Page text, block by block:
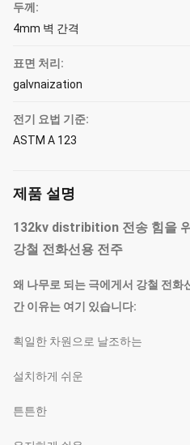
두께:
4mm 벽 간격
표면 처리:
galvnaization
전기 요법 기준:
ASTM A 123
제품 설명
132kv distribition 전송 힘을
강철 전화선용 전주
왜 나무로 되는 극에게서 강철 전화
간 이유는 여기 있습니다:
획일한 차원으로 날조하는
설치하게 쉬운
튼튼한